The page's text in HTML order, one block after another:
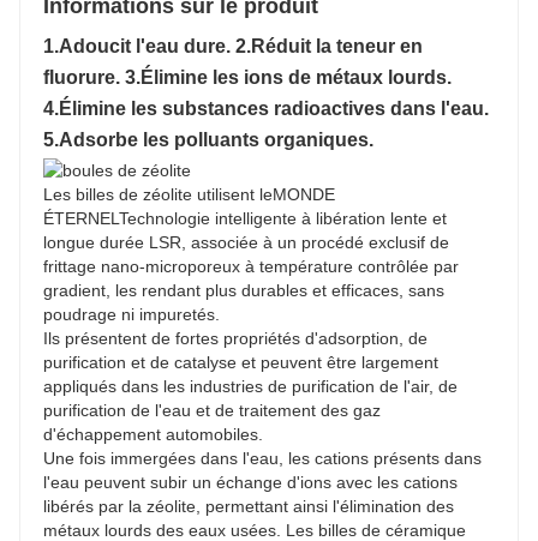
Informations sur le produit
1.Adoucit l'eau dure. 2.Réduit la teneur en
fluorure. 3.Élimine les ions de métaux lourds.
4.Élimine les substances radioactives dans l'eau.
5.Adsorbe les polluants organiques.
Les billes de zéolite utilisent leMONDE
ÉTERNEL Technologie intelligente à libération lente et
longue durée LSR, associée à un procédé exclusif de
frittage nano-microporeux à température contrôlée par
gradient, les rendant plus durables et efficaces, sans
poudrage ni impuretés.
Ils présentent de fortes propriétés d'adsorption, de
purification et de catalyse et peuvent être largement
appliqués dans les industries de purification de l'air, de
purification de l'eau et de traitement des gaz
d'échappement automobiles.
Une fois immergées dans l'eau, les cations présents dans
l'eau peuvent subir un échange d'ions avec les cations
libérés par la zéolite, permettant ainsi l'élimination des
métaux lourds des eaux usées. Les billes de céramique